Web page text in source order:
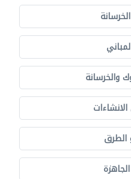
والخرسانة
الطرق